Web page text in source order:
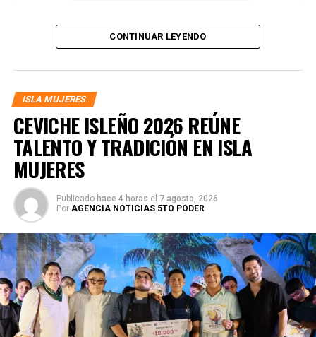
CONTINUAR LEYENDO
ISLA MUJERES
CEVICHE ISLEÑO 2026 REÚNE
TALENTO Y TRADICIÓN EN ISLA
MUJERES
Publicado hace 4 horas el 7 agosto, 2026
Por AGENCIA NOTICIAS 5TO PODER